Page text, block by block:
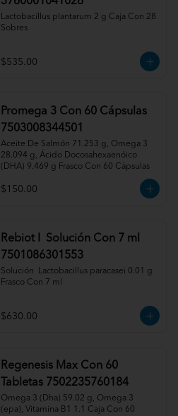
Lactobacillus plantarum 2 g Caja Con 28
Sobres
$535.00
Promega 3 Con 60 Cápsulas
7503008344501
Aceite De Salmón 71.253 g, Omega 3
28.094 g, Ácido Docosahexaenóico
(DHA) 9.469 g Frasco Con 60 Cápsulas
$150.00
Rebiot I Solución Con 7 ml
7501086301553
Solución  Lactobacillus paracasei 0.01 g
Frasco Con 7 ml
$630.00
Regenesis Max Con 60
Tabletas 7502235760184
Omega 3 (Dha) 59.02 g, Omega 3
(epa), Vitamina B1 1.1 Caja Con 60